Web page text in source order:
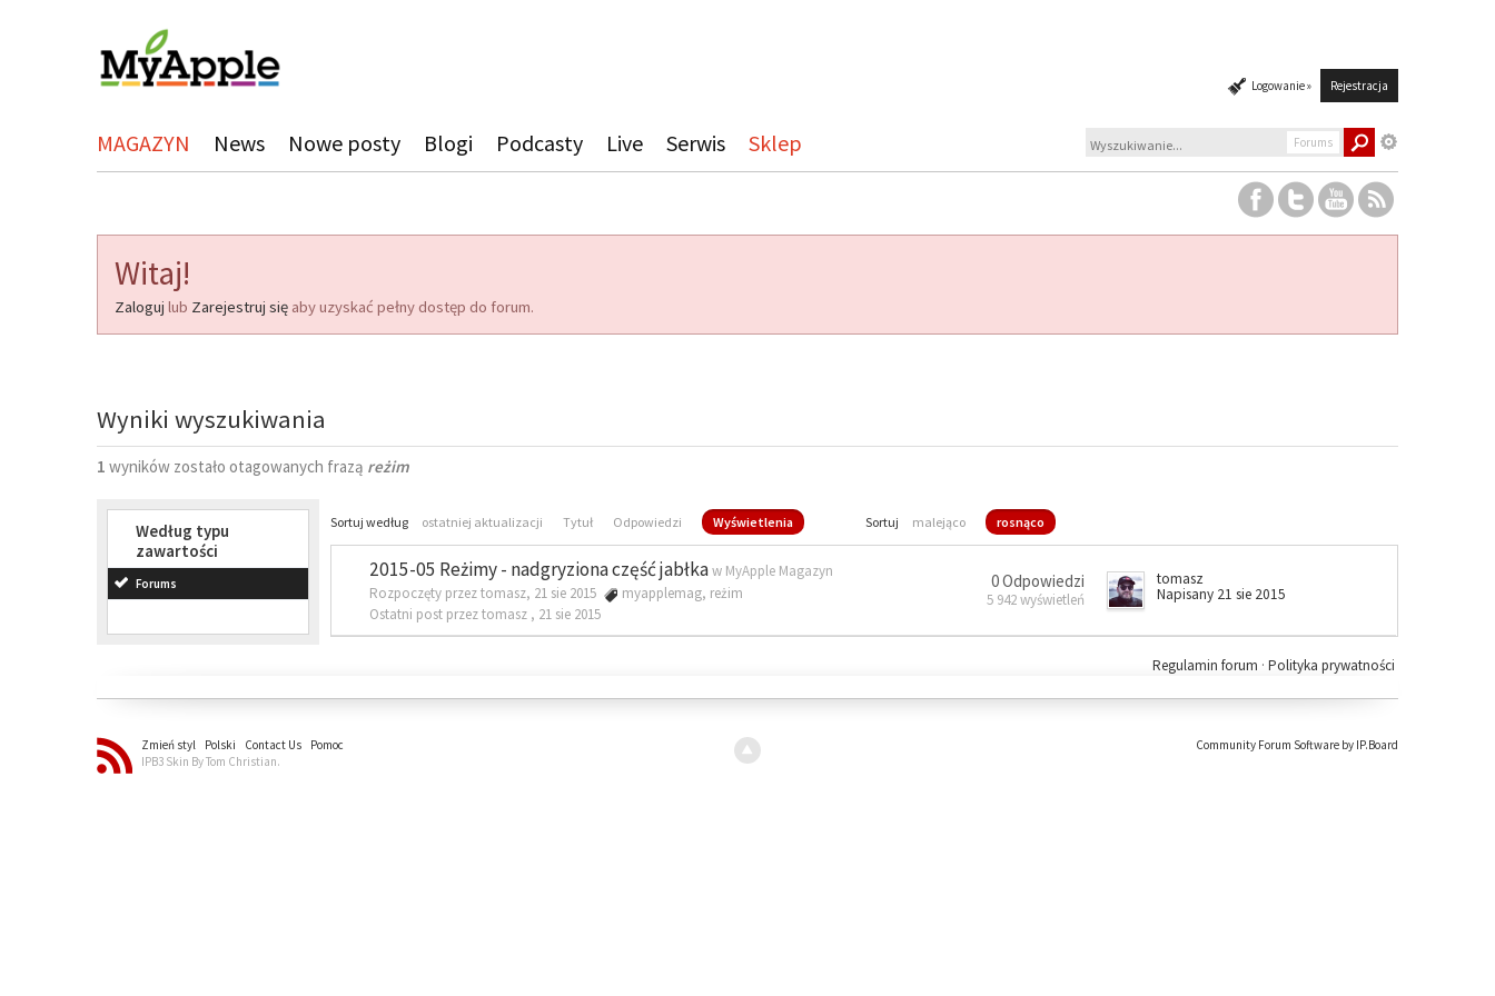
Logowanie » Rejestracja
MAGAZYN News Nowe posty Blogi Podcasty Live Serwis Sklep Forums
Witaj!
Zaloguj lub Zarejestruj się aby uzyskać pełny dostęp do forum.
Wyniki wyszukiwania
1 wyników zostało otagowanych frazą reżim
Według typu
zawartości
Forums
Sortuj według ostatniej aktualizacji Tytuł Odpowiedzi Wyświetlenia Sortuj malejąco rosnąco
2015-05 Reżimy - nadgryziona część jabłkaw MyApple Magazyn
Rozpoczęty przez tomasz, 21 sie 2015
myapplemag, reżim
Ostatni post przez tomasz , 21 sie 2015
0 Odpowiedzi
5 942 wyświetleń
tomasz
Napisany 21 sie 2015
Polityka prywatności
Regulamin forum ·
Zmień styl Polski Contact Us
Pomoc
IPB3 Skin By Tom Christian.
Community Forum Software by IP.Board